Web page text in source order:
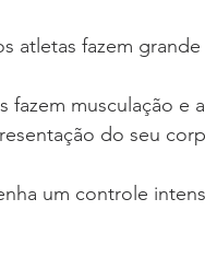
atletas fazem
fazem musculação e
do seu
um controle